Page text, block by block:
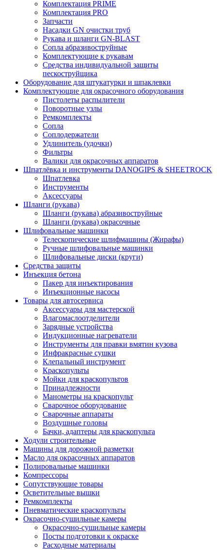
Комплектация PRIME
Комплектация PRO
Запчасти
Насадки GN очистки труб
Рукава и шланги GN-BLAST
Сопла абразивоструйные
Комплектующие к рукавам
Средства индивидуальной защиты
пескоструйщика
Оборудование для штукатурки и шпаклевки
Комплектующие для окрасочного оборудования
Пистолеты распылители
Поворотные узлы
Ремкомплекты
Сопла
Соплодержатели
Удлинитель (удочки)
Фильтры
Валики для окрасочных аппаратов
Шпатлёвка и инструменты DANOGIPS & SHEETROCK
Шпатлевка
Инструменты
Аксессуары
Шланги (рукава)
Шланги (рукава) абразивоструйные
Шланги (рукава) окрасочные
Шлифовальные машинки
Телескопические шлифмашины (Жирафы)
Ручные шлифовальные машинки
Шлифовальные диски (круги)
Средства защиты
Инъекция бетона
Пакер для инъектирования
Инъекционные насосы
Товары для автосервиса
Аксессуары для мастерской
Влагомаслоотделители
Зарядные устройства
Индукционные нагреватели
Инструменты для правки вмятин кузова
Инфракрасные сушки
Клепальный инструмент
Краскопульты
Мойки для краскопультов
Принадлежности
Манометры на краскопульт
Сварочное оборудование
Сварочные аппараты
Воздушные головы
Бачки, адаптеры для краскопульта
Ходули строительные
Машины для дорожной разметки
Масло для окрасочных аппаратов
Полировальные машинки
Компрессоры
Сопутствующие товары
Осветительные вышки
Ремкомплекты
Пневматические краскопульты
Окрасочно-сушильные камеры
Окрасочно-сушильные камеры
Посты подготовки к окраске
Расходные материалы